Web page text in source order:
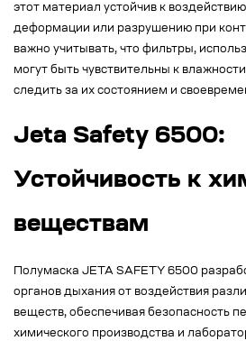
этот материал устойчив к
деформации или разрушению при
важно учитывать, что фильтры,
могут быть чувствительны к
следить за их состоянием и
Jeta Safety 6500:
Устойчивость к
веществам
Полумаска JETA SAFETY 6500
органов дыхания от воздействия
веществ, обеспечивая безопасность
химического производства и